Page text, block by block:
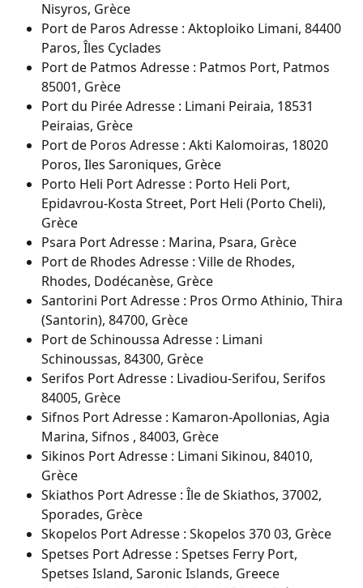
Nisyros, Grèce
Port de Paros Adresse : Aktoploiko Limani, 84400
Paros, Îles Cyclades
Port de Patmos Adresse : Patmos Port, Patmos
85001, Grèce
Port du Pirée Adresse : Limani Peiraia, 18531
Peiraias, Grèce
Port de Poros Adresse : Akti Kalomoiras, 18020
Poros, Iles Saroniques, Grèce
Porto Heli Port Adresse : Porto Heli Port,
Epidavrou-Kosta Street, Port Heli (Porto Cheli),
Grèce
Psara Port Adresse : Marina, Psara, Grèce
Port de Rhodes Adresse : Ville de Rhodes,
Rhodes, Dodécanèse, Grèce
Santorini Port Adresse : Pros Ormo Athinio, Thira
(Santorin), 84700, Grèce
Port de Schinoussa Adresse : Limani
Schinoussas, 84300, Grèce
Serifos Port Adresse : Livadiou-Serifou, Serifos
84005, Grèce
Sifnos Port Adresse : Kamaron-Apollonias, Agia
Marina, Sifnos , 84003, Grèce
Sikinos Port Adresse : Limani Sikinou, 84010,
Grèce
Skiathos Port Adresse : Île de Skiathos, 37002,
Sporades, Grèce
Skopelos Port Adresse : Skopelos 370 03, Grèce
Spetses Port Adresse : Spetses Ferry Port,
Spetses Island, Saronic Islands, Greece